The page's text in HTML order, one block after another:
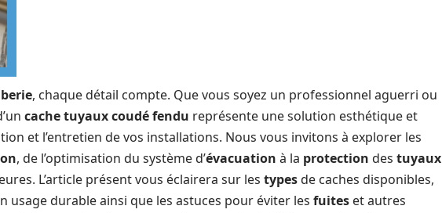
, chaque détail compte. Que vous soyez un professionnel aguerri ou
cache tuyaux coudé fendu représente une solution esthétique et
et l’entretien de vos installations. Nous vous invitons à explorer les
, de l’optimisation du système d’évacuation à la protection des tuyaux
L’article présent vous éclairera sur les typesde caches disponibles,
usage durable ainsi que les astuces pour éviter les fuites et autres